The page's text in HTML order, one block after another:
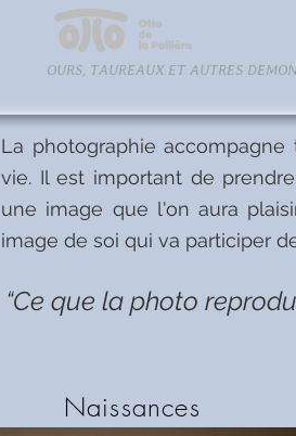
OURS, TAUREAUX ET AUTRES
La photographie
vie. Il est important de
une image que l'on aura
image de soi qui va participer
“Ce que la photo
Naissances